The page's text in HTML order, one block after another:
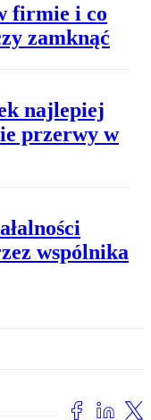
firmie i co
zamknąć
najlepiej
przerwy w
wspólnika